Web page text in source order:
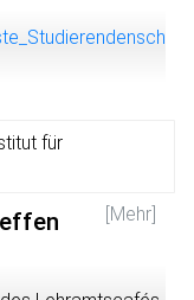
stellt das von
NS-Täter" vor
einen
-
für
[Mehr]